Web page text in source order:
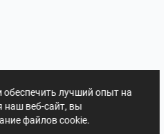
лучший опыт на
наш веб-сайт, вы
файлов cookie.